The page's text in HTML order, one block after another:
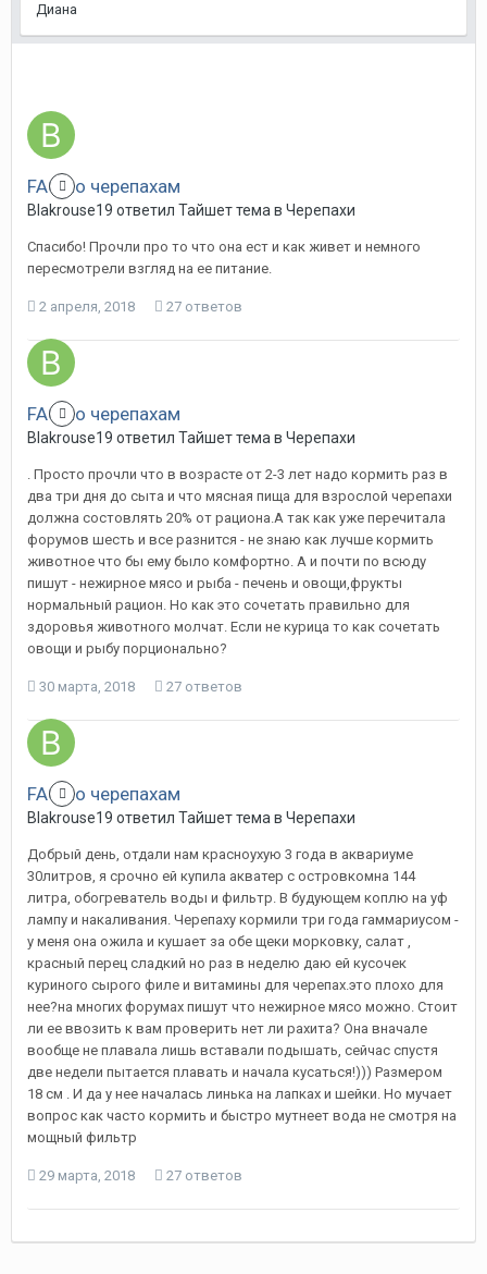
Диана
FAQ по черепахам
Blakrouse19 ответил Тайшеттема в Черепахи
Спасибо! Прочли про то что она ест и как живет и немного
пересмотрели взгляд на ее питание.
2 апреля, 2018 27 ответов
FAQ по черепахам
Blakrouse19 ответил Тайшеттема в Черепахи
. Просто прочли что в возрасте от 2-3 лет надо кормить раз в
два три дня до сыта и что мясная пища для взрослой черепахи
должна состовлять 20% от рациона.А так как уже перечитала
форумов шесть и все разнится - не знаю как лучше кормить
животное что бы ему было комфортно. А и почти по всюду
пишут - нежирное мясо и рыба - печень и овощи,фрукты
нормальный рацион. Но как это сочетать правильно для
здоровья животного молчат. Если не курица то как сочетать
овощи и рыбу порционально?
30 марта, 2018 27 ответов
FAQ по черепахам
Blakrouse19 ответил Тайшеттема в Черепахи
Добрый день, отдали нам красноухую 3 года в аквариуме
30литров, я срочно ей купила акватер с островкомна 144
литра, обогреватель воды и фильтр. В будующем коплю на уф
лампу и накаливания. Черепаху кормили три года гаммариусом -
у меня она ожила и кушает за обе щеки морковку, салат ,
красный перец сладкий но раз в неделю даю ей кусочек
куриного сырого филе и витамины для черепах.это плохо для
нее?на многих форумах пишут что нежирное мясо можно. Стоит
ли ее ввозить к вам проверить нет ли рахита? Она вначале
вообще не плавала лишь вставали подышать, сейчас спустя
две недели пытается плавать и начала кусаться!))) Размером
18 см . И да у нее началась линька на лапках и шейки. Но мучает
вопрос как часто кормить и быстро мутнеет вода не смотря на
мощный фильтр
29 марта, 2018 27 ответов